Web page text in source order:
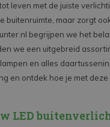
leven met de juiste
buitenruimte, maar zorgt
begrijpen we het
we een uitgebreid
en alles
en ontdek hoe je met
LED